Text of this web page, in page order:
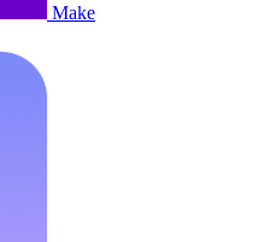
Make